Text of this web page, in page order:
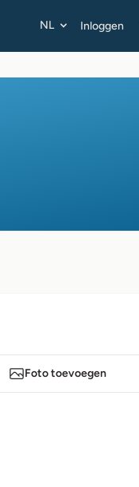
NL Inloggen
Foto toevoegen